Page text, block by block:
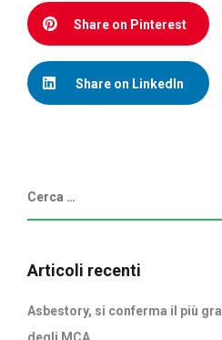
Share on Pinterest
Share on LinkedIn
Articoli recenti
Asbestory, si conferma il più